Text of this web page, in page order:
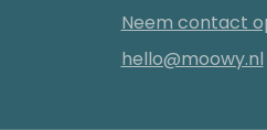
Neem contact
hello@moowy.nl